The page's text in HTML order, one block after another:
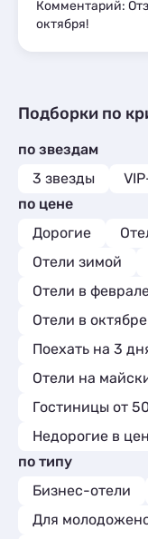
Комментарий:
октября!
Подборки по
по звездам
3 звезды
по цене
Дорогие
Отели зимой
Отели в
Отели в октябре
Поехать на 3
Отели на
Гостиницы от
Недорогие в
по типу
Бизнес-отели
Для